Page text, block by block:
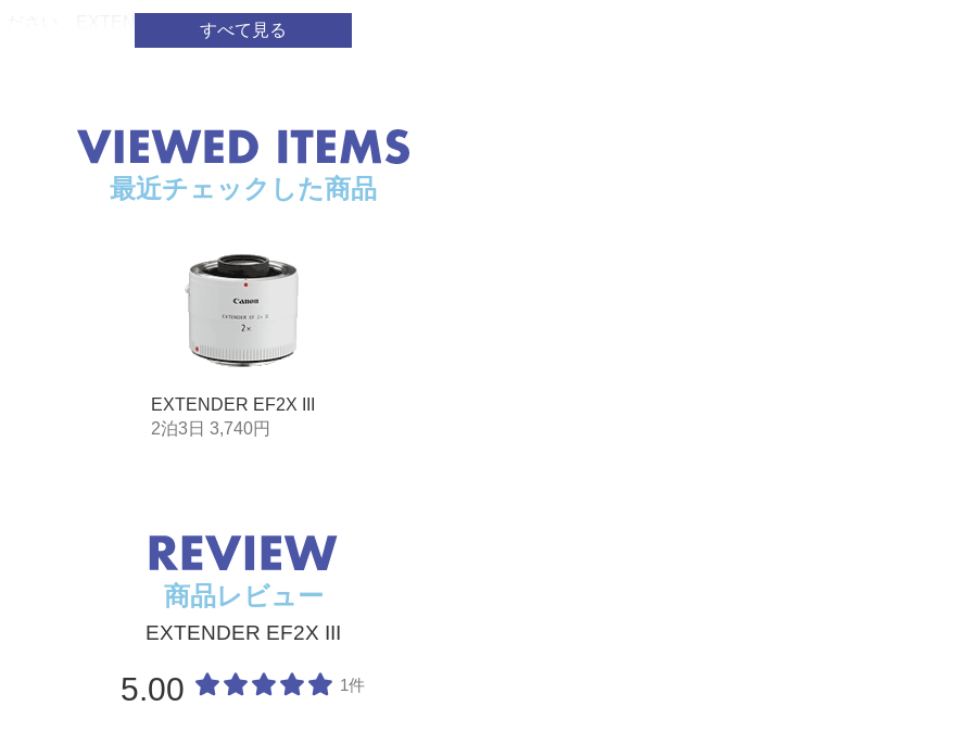
EXTENDER EF2×III 仕様
最近チェックした商品
EXTENDER EF2X III
2泊3日 3,740円
商品レビュー
EXTENDER EF2X III
5.00 1件